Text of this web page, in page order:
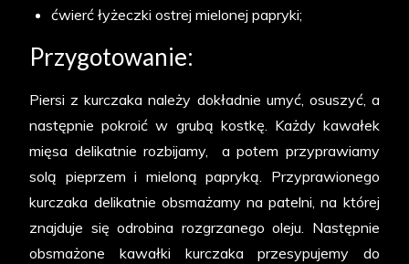
ćwierć łyżeczki ostrej mielonej papryki;
Przygotowanie:
Piersi z kurczaka należy dokładnie umyć, osuszyć, a
następnie pokroić w grubą kostkę. Każdy kawałek
mięsa delikatnie rozbijamy, a potem przyprawiamy
solą pieprzem i mieloną papryką. Przyprawionego
kurczaka delikatnie obsmażamy na patelni, na której
znajduje się odrobina rozgrzanego oleju. Następnie
obsmażone kawałki kurczaka przesypujemy do